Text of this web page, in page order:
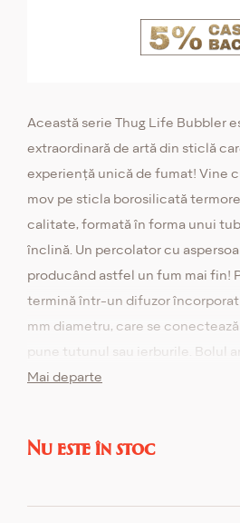
Această serie Thug Life Bubbler
extraordinară de artă din sticlă
experiență unică de fumat! Vine
mov pe sticla borosilicată
calitate, formată în forma unui
înclină. Un percolator cu
producând astfel un fum mai fin!
termină într-un difuzor încorporat
mm diametru, care se
pune tutunul sau ierburile. Bolul
facilitează utilizarea, atâta timp
Mai departe
Nu este în stoc